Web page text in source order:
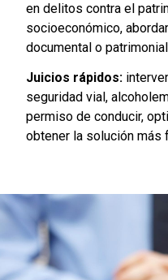
en delitos contra el
socioeconómico,
documental o
Juicios rápidos:
seguridad vial,
permiso de conducir,
obtener la solución más